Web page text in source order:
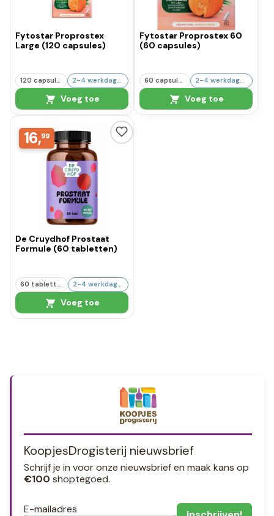
Fytostar Proprostex
Large (120 capsules)
120 capsules 2-4 werkdagen
Voeg toe
Fytostar Proprostex 60
(60 capsules)
60 capsules 2-4 werkdagen
Voeg toe
16,99
De Cruydhof Prostaat
Formule (60 tabletten)
Voeg toe
KoopjesDrogisterij nieuwsbrief
Schrijf je in voor onze nieuwsbrief en maak kans op
€100 shoptegoed.
E-mailadres